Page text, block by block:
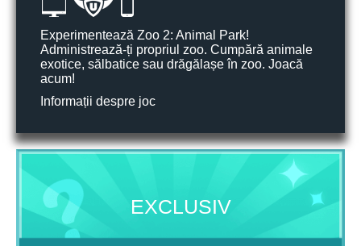
Experimentează Zoo 2: Animal Park!
Administrează-ți propriul zoo. Cumpără animale
exotice, sălbatice sau drăgălașe în zoo. Joacă
acum!
Informații despre joc
EXCLUSIV